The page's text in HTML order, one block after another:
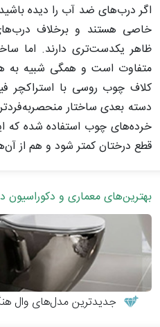
اگر درب‌های ضد آب را دیده
خاصی هستند و برخلاف
ظاهر یکدست‌تری دارند. اما
متفاوت است و همگی شبیه به
کلاف چوب روسی با استراکچر
دسته بعدی ساختار
خرده‌های چوب استفاده شده که
قطع درختان کمتر شود و هم از
بهترین‌های معماری و دکوراسیون
جدیدترین مدل‌های وال